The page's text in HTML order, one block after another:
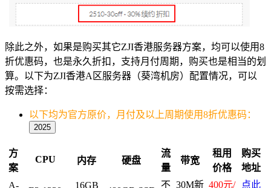
除此之外，如果是购买其它ZJI香港服务器方案，均可以使用8
折优惠码，也是永久折扣，支持月付周期，购买也是相当的划
算。以下为ZJI香港A区服务器（葵湾机房）配置情况，可以
按需选择：
以下均为官方原价，月付及以上周期使用8折优惠码：
2025
方
案
CPU 内存 硬盘
流
量
带宽
租用
价格
购买
地址
A-
16GB
不 30M新 400元/
点此